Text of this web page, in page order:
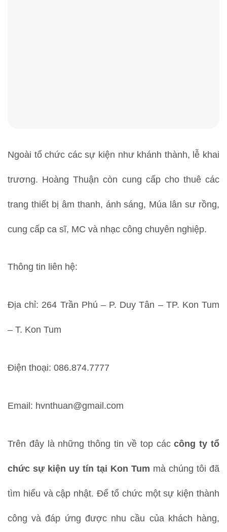
Ngoài tổ chức các sự kiện như khánh thành, lễ khai
trương. Hoàng Thuận còn cung cấp cho thuê các
trang thiết bị âm thanh, ánh sáng, Múa lân sư rồng,
cung cấp ca sĩ, MC và nhạc công chuyên nghiệp.
Thông tin liên hệ:
Địa chỉ: 264 Trần Phú – P. Duy Tân – TP. Kon Tum
– T. Kon Tum
Điện thoại: 086.874.7777
Email: hvnthuan@gmail.com
Trên đây là những thông tin về top cáccông ty tổ
chức sự kiện uy tín tại Kon Tum mà chúng tôi đã
tìm hiểu và cập nhật. Để tổ chức một sự kiện thành
công và đáp ứng được nhu cầu của khách hàng,